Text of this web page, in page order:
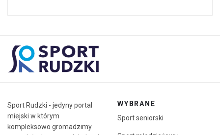
Sport Rudzki - jedyny portal
miejski w którym
kompleksowo gromadzimy
WYBRANE
Sport seniorski